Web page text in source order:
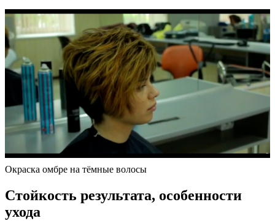
Окраска омбре на тёмные волосы
Стойкость результата, особенности
ухода